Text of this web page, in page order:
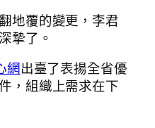
地覆的變更，李君
摯了。
網出臺了表揚全省優
，組織上需求在下